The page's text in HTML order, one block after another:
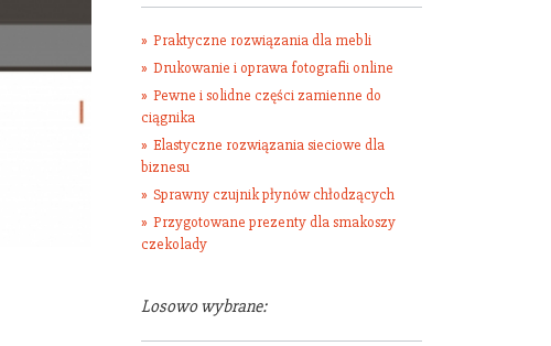
Praktyczne rozwiązania dla mebli
Drukowanie i oprawa fotografii online
Pewne i solidne części zamienne do
ciągnika
Elastyczne rozwiązania sieciowe dla
biznesu
Sprawny czujnik płynów chłodzących
Przygotowane prezenty dla smakoszy
czekolady
Losowo wybrane: